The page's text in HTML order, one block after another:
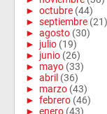
► octubre (44)
► septiembre (21)
► agosto (30)
► julio (19)
► junio (26)
► mayo (33)
► abril (36)
► marzo (43)
► febrero (46)
► enero (43)